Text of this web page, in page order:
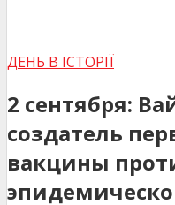
ДЕНЬ В ІСТОРІЇ
2 сентября:
создатель
вакцины